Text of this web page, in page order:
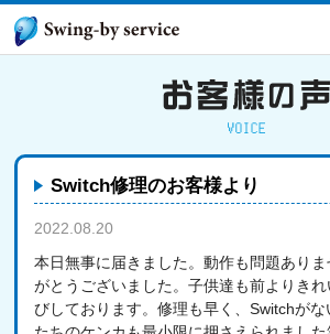
Switch修理のお客様より
2022.08.20
本日無事に届きました。動作も問題ありま
がとうございました。子供達も前よりき
びしております。修理も早く、Switchが